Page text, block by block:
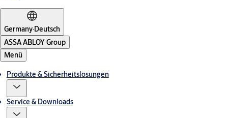
Germany·Deutsch
ASSA ABLOY Group
Menü
Produkte & Sicherheitslösungen
Service & Downloads